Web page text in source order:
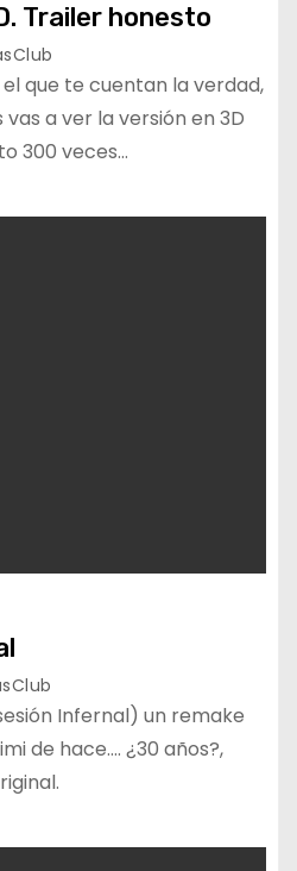
Trailer honesto
que te cuentan la verdad,
a ver la versión en 3D
300 veces…
Infernal) un remake
de hace…. ¿30 años?,